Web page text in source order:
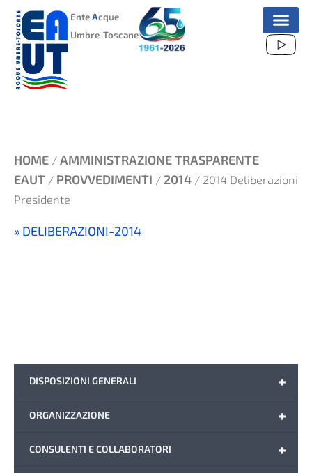
VAI
CONTENUTO
EnteAcque
Umbre-Toscane
+
DISPOSIZIONI GENERALI
+
ORGANIZZAZIONE
+
CONSULENTI E COLLABORATORI
HOME / AMMINISTRAZIONE TRASPARENTE
EAUT / PROVVEDIMENTI / 2014 / 2014 Deliberazioni
Presidente
DELIBERAZIONI-2014